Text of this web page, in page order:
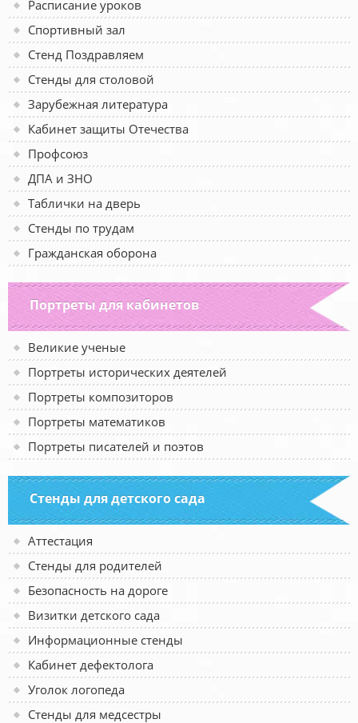
Расписание уроков
Спортивный зал
Стенд Поздравляем
Стенды для столовой
Зарубежная литература
Кабинет защиты Отечества
Профсоюз
ДПА и ЗНО
Таблички на дверь
Стенды по трудам
Гражданская оборона
Портреты для кабинетов
Великие ученые
Портреты исторических деятелей
Портреты композиторов
Портреты математиков
Портреты писателей и поэтов
Стенды для детского сада
Аттестация
Стенды для родителей
Безопасность на дороге
Визитки детского сада
Информационные стенды
Кабинет дефектолога
Уголок логопеда
Стенды для медсестры